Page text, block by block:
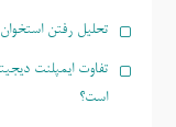
تحلیل رفتن
تفاوت ایمپلنت
است؟